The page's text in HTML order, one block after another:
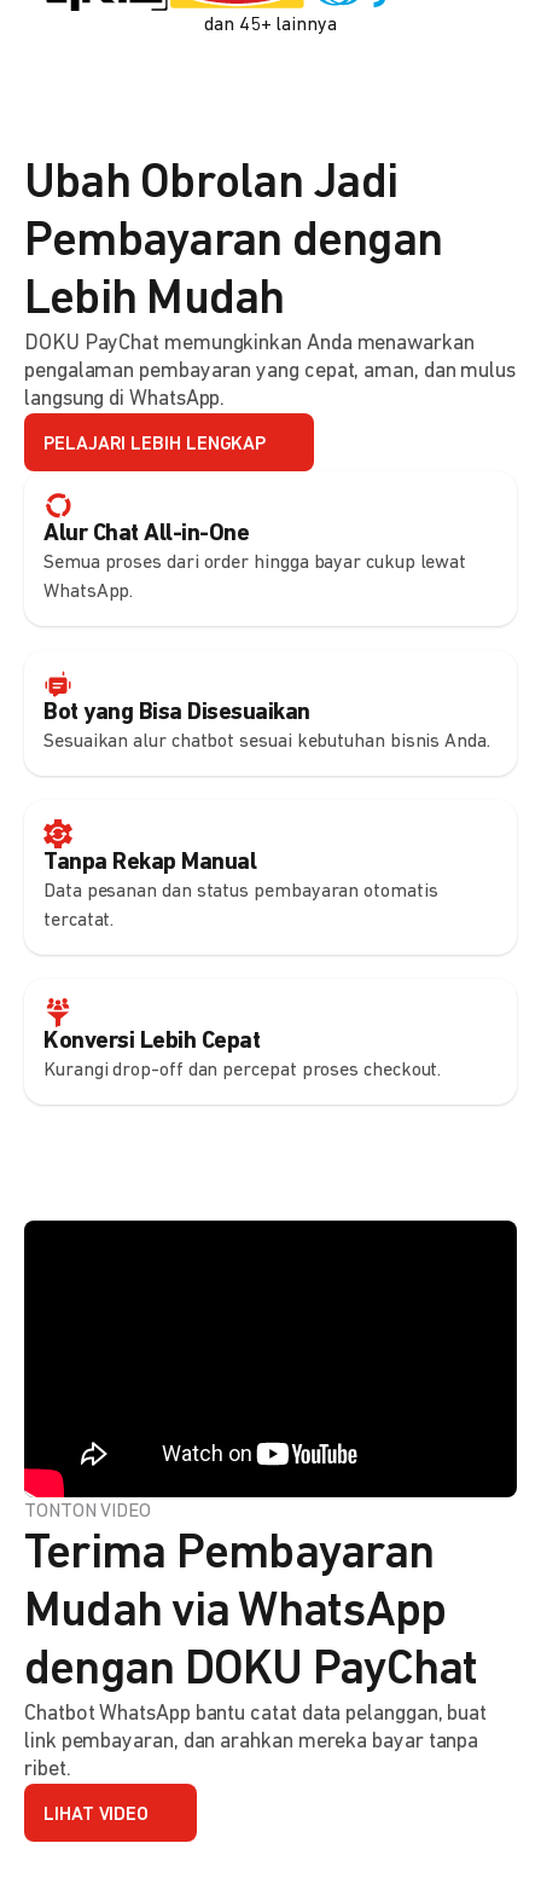
dan 45+ lainnya
Alur Chat All-in-One
Semua proses dari order hingga bayar cukup lewat
WhatsApp.
Bot yang Bisa Disesuaikan
Sesuaikan alur chatbot sesuai kebutuhan bisnis Anda.
Tanpa Rekap Manual
Data pesanan dan status pembayaran otomatis
tercatat.
Konversi Lebih Cepat
Kurangi drop-off dan percepat proses checkout.
Ubah Obrolan Jadi
Pembayaran dengan
Lebih Mudah
DOKU PayChat memungkinkan Anda menawarkan
pengalaman pembayaran yang cepat, aman, dan mulus
langsung di WhatsApp.
PELAJARI LEBIH LENGKAP
TONTON VIDEO
Terima Pembayaran
Mudah via WhatsApp
dengan DOKU PayChat
Chatbot WhatsApp bantu catat data pelanggan, buat
link pembayaran, dan arahkan mereka bayar tanpa
ribet.
LIHAT VIDEO